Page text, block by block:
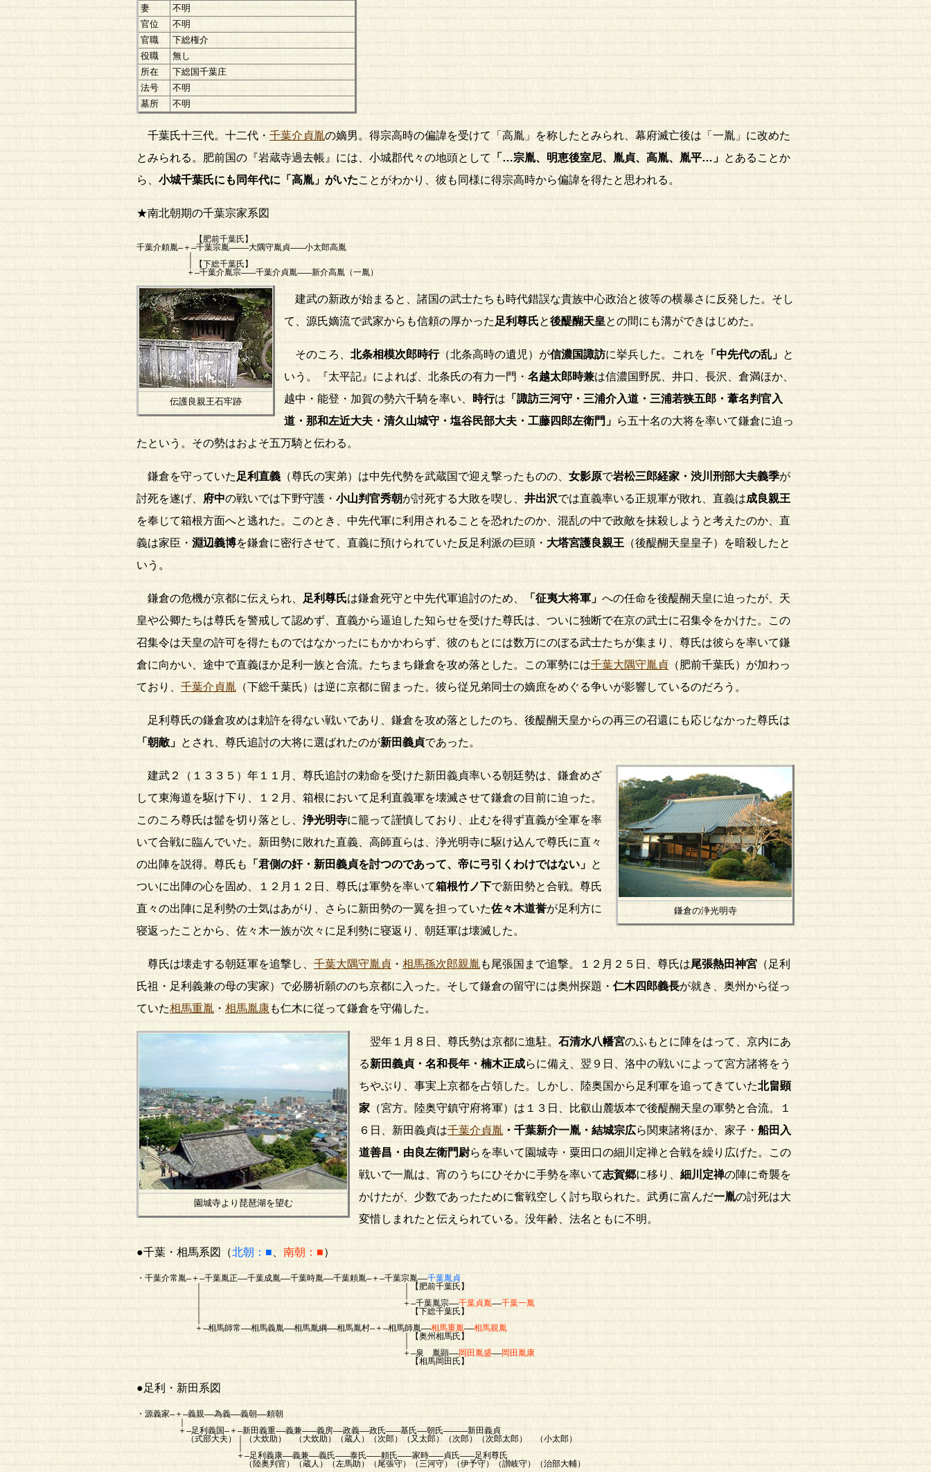
妻
不明
官位
不明
官職
下総権介
役職
無し
所在
下総国千葉庄
法号
不明
墓所
不明
千葉氏十三代。十二代・ 千葉介貞胤の嫡男。得宗高時の偏諱を受けて「高胤」を称したとみられ、幕府滅亡後は「一胤」に改めた
とみられる。肥前国の『岩蔵寺過去帳』には、小城郡代々の地頭として
「…宗胤、明恵後室尼、胤貞、高胤、胤平…」 とあることか
ら、 小城千葉氏にも同年代に「高胤」がいたことがわかり、彼も同様に得宗高時から偏諱を得たと思われる。
★南北朝期の千葉宗家系図
【肥前千葉氏】
千葉介頼胤―＋―千葉宗胤――――大隅守胤貞―――小太郎高胤
｜【下総千葉氏】
＋―千葉介胤宗―――千葉介貞胤―――新介高胤（一胤）
伝護良親王石牢跡
建武の新政が始まると、諸国の武士たちも時代錯誤な貴族中心政治と彼等の横暴さに反発した。そし
て、源氏嫡流で武家からも信頼の厚かった 足利尊氏と後醍醐天皇との間にも溝ができはじめた。
そのころ、北条相模次郎時行（北条高時の遺児）が信濃国諏訪に挙兵した。これを 「中先代の乱」 と
いう。『太平記』によれば、北条氏の有力一門・名越太郎時兼は信濃国野尻、井口、長沢、倉満ほか、
越中・能登・加賀の勢六千騎を率い、 時行は 「諏訪三河守・三浦介入道・三浦若狭五郎・葦名判官入
道・那和左近大夫・清久山城守・塩谷民部大夫・工藤四郎左衛門」 ら五十名の大将を率いて鎌倉に迫っ
たという。その勢はおよそ五万騎と伝わる。
鎌倉を守っていた 足利直義 （尊氏の実弟）は中先代勢を武蔵国で迎え撃ったものの、 女影原で岩松三郎経家・渋川刑部大夫義季が
討死を遂げ、 府中の戦いでは下野守護・ 小山判官秀朝が討死する大敗を喫し、 井出沢では直義率いる正規軍が敗れ、直義は成良親王
を奉じて箱根方面へと逃れた。このとき、中先代軍に利用されることを恐れたのか、混乱の中で政敵を抹殺しようと考えたのか、直
義は家臣・ 淵辺義博を鎌倉に密行させて、直義に預けられていた反足利派の巨頭・ 大塔宮護良親王 （後醍醐天皇皇子）を暗殺したと
いう。
鎌倉の危機が京都に伝えられ、 足利尊氏は鎌倉死守と中先代軍追討のため、 「征夷大将軍」 への任命を後醍醐天皇に迫ったが、天
皇や公卿たちは尊氏を警戒して認めず、直義から逼迫した知らせを受けた尊氏は、ついに独断で在京の武士に召集令をかけた。この
召集令は天皇の許可を得たものではなかったにもかかわらず、彼のもとには数万にのぼる武士たちが集まり、尊氏は彼らを率いて鎌
倉に向かい、途中で直義ほか足利一族と合流。たちまち鎌倉を攻め落とした。この軍勢には千葉大隅守胤貞 （肥前千葉氏）が加わっ
ており、 千葉介貞胤 （下総千葉氏）は逆に京都に留まった。彼ら従兄弟同士の嫡庶をめぐる争いが影響しているのだろう。
足利尊氏の鎌倉攻めは勅許を得ない戦いであり、鎌倉を攻め落としたのち、後醍醐天皇からの再三の召還にも応じなかった尊氏は
「朝敵」 とされ、尊氏追討の大将に選ばれたのが新田義貞であった。
鎌倉の浄光明寺
建武２（１３３５）年１１月、尊氏追討の勅命を受けた新田義貞率いる朝廷勢は、鎌倉めざ
して東海道を駆け下り、１２月、箱根において足利直義軍を壊滅させて鎌倉の目前に迫った。
このころ尊氏は髷を切り落とし、 浄光明寺に籠って謹慎しており、止むを得ず直義が全軍を率
いて合戦に臨んでいた。新田勢に敗れた直義、高師直らは、浄光明寺に駆け込んで尊氏に直々
の出陣を説得。尊氏も
「君側の奸・新田義貞を討つのであって、帝に弓引くわけではない」 と
ついに出陣の心を固め、１２月１２日、尊氏は軍勢を率いて箱根竹ノ下で新田勢と合戦。尊氏
直々の出陣に足利勢の士気はあがり、さらに新田勢の一翼を担っていた佐々木道誉が足利方に
寝返ったことから、佐々木一族が次々に足利勢に寝返り、朝廷軍は壊滅した。
尊氏は壊走する朝廷軍を追撃し、 千葉大隅守胤貞 ・ 相馬孫次郎親胤も尾張国まで追撃。１２月２５日、尊氏は尾張熱田神宮 （足利
氏祖・足利義兼の母の実家）で必勝祈願ののち京都に入った。そして鎌倉の留守には奥州探題・仁木四郎義長が就き、奥州から従っ
ていた相馬重胤 ・ 相馬胤康も仁木に従って鎌倉を守備した。
園城寺より琵琶湖を望む
翌年１月８日、尊氏勢は京都に進駐。石清水八幡宮のふもとに陣をはって、京内にあ
る新田義貞・名和長年・楠木正成らに備え、翌９日、洛中の戦いによって宮方諸将をう
ちやぶり、事実上京都を占領した。しかし、陸奥国から足利軍を追ってきていた北畠顕
家 （宮方。陸奥守鎮守府将軍）は１３日、比叡山麓坂本で後醍醐天皇の軍勢と合流。１
６日、新田義貞は千葉介貞胤 ・千葉新介一胤・結城宗広ら関東諸将ほか、家子・船田入
道善昌・由良左衛門尉らを率いて園城寺・粟田口の細川定禅と合戦を繰り広げた。この
戦いで一胤は、宵のうちにひそかに手勢を率いて志賀郷に移り、細川定禅の陣に奇襲を
かけたが、少数であったために奮戦空しく討ち取られた。武勇に富んだ一胤の討死は大
変惜しまれたと伝えられている。没年齢、法名ともに不明。
●千葉・相馬系図（北朝：■ 南朝：■）
・千葉介常胤―＋―千葉胤正――千葉成胤――千葉時胤――千葉頼胤―＋―千葉宗胤――千葉胤貞
｜ ｜【肥前千葉氏】
｜ ＋―千葉胤宗――千葉貞胤――千葉一胤
｜ 【下総千葉氏】
＋―相馬師常――相馬義胤――相馬胤綱――相馬胤村―＋―相馬師胤――相馬重胤――相馬親胤
｜【奥州相馬氏】
＋―泉 胤顕――岡田胤盛――岡田胤康
【相馬岡田氏】
●足利・新田系図
・源義家―＋―義親――為義――義朝――頼朝
＋―足利義国―＋―新田義重――義兼―――義房――政義――政氏―――基氏――朝氏―――――新田義貞
（式部大夫）｜（大炊助） （大炊助）（蔵人）（次郎）（又太郎）（次郎）（次郎太郎） （小太郎）
＋―足利義康――義兼――義氏―――泰氏―――頼氏―――家時―――貞氏―――足利尊氏
（陸奥判官）（蔵人）（左馬助）（尾張守）（三河守）（伊予守）（讃岐守）（治部大輔）